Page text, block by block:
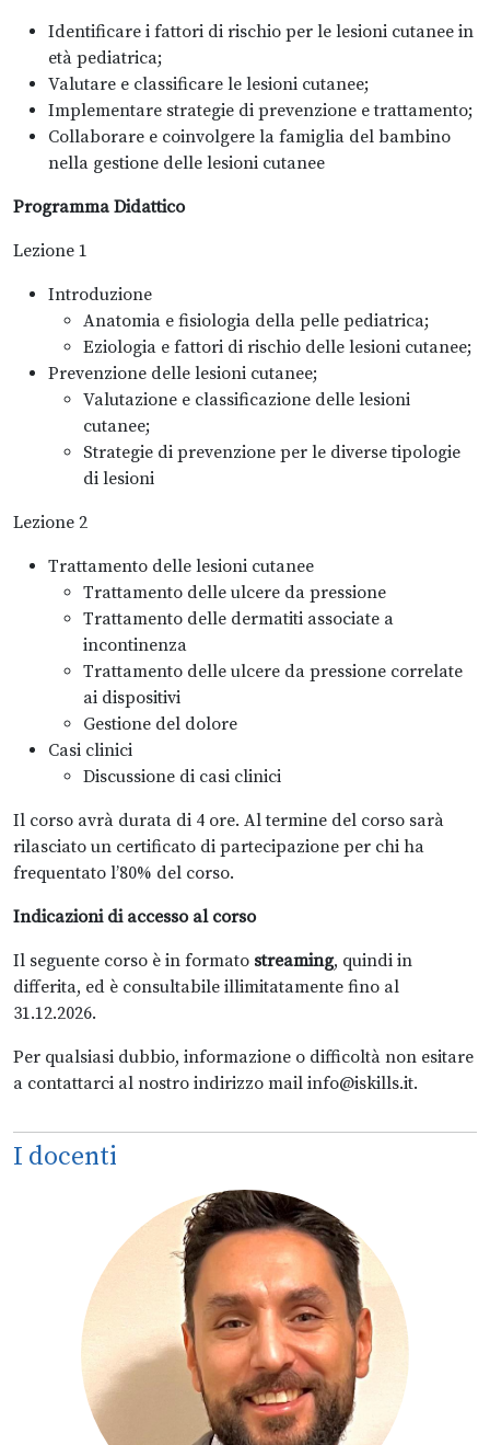
Identificare i fattori di rischio per le lesioni cutanee in
età pediatrica;
Valutare e classificare le lesioni cutanee;
Implementare strategie di prevenzione e trattamento;
Collaborare e coinvolgere la famiglia del bambino
nella gestione delle lesioni cutanee
Programma Didattico
Lezione 1
Introduzione
Anatomia e fisiologia della pelle pediatrica;
Eziologia e fattori di rischio delle lesioni cutanee;
Prevenzione delle lesioni cutanee;
Valutazione e classificazione delle lesioni
cutanee;
Strategie di prevenzione per le diverse tipologie
di lesioni
Lezione 2
Trattamento delle lesioni cutanee
Trattamento delle ulcere da pressione
Trattamento delle dermatiti associate a
incontinenza
Trattamento delle ulcere da pressione correlate
ai dispositivi
Gestione del dolore
Casi clinici
Discussione di casi clinici
Il corso avrà durata di 4 ore. Al termine del corso sarà
rilasciato un certificato di partecipazione per chi ha
frequentato l’80% del corso.
Indicazioni di accesso al corso
Il seguente corso è in formato streaming, quindi in
differita, ed è consultabile illimitatamente fino al
31.12.2026.
Per qualsiasi dubbio, informazione o difficoltà non esitare
a contattarci al nostro indirizzo mail info@iskills.it.
I docenti